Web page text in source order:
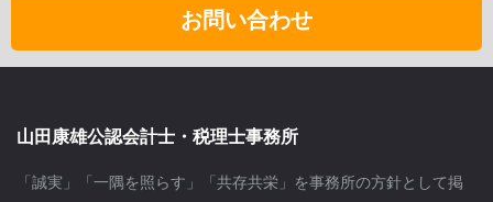
お問い合わせ
山田康雄公認会計士・税理士事務所
「誠実」「一隅を照らす」「共存共栄」を事務所の方針として掲